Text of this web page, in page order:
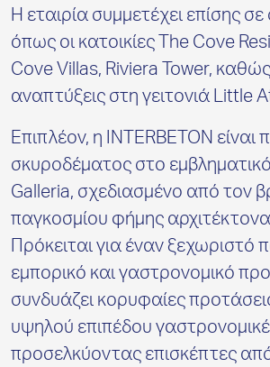
Η εταιρία συμμετέχει επίσης σε
όπως οι κατοικίες The Cove
Cove Villas, Riviera Tower, καθώς
αναπτύξεις στη γειτονιά Little
Επιπλέον, η INTERBETON είναι
σκυροδέματος στο
Galleria, σχεδιασμένο από τον
παγκοσμίου φήμης
Πρόκειται για έναν ξεχωριστό
εμπορικό και γαστρονομικό
συνδυάζει κορυφαίες
υψηλού επιπέδου
προσελκύοντας επισκέπτες